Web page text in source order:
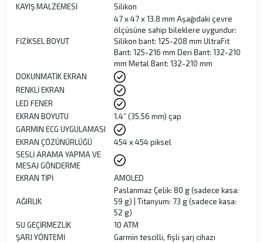
KAYIŞ MALZEMESİ
Silikon
FİZİKSEL BOYUT
47 x 47 x 13.8 mm Aşağıdaki çevre
ölçüsüne sahip bileklere uygundur:
Silikon bant: 125-208 mm UltraFit
Bant: 125-216 mm Deri Bant: 132-210
mm Metal Bant: 132-210 mm
DOKUNMATİK EKRAN
RENKLİ EKRAN
LED FENER
EKRAN BOYUTU
1.4” (35.56 mm) çap
GARMIN ECG UYGULAMASI
EKRAN ÇÖZÜNÜRLÜĞÜ
454 x 454 piksel
SESLİ ARAMA YAPMA VE
MESAJ GÖNDERME
EKRAN TİPİ
AMOLED
AĞIRLIK
Paslanmaz Çelik: 80 g (sadece kasa:
59 g) | Titanyum: 73 g (sadece kasa:
52 g)
SU GEÇİRMEZLİK
10 ATM
ŞARJ YÖNTEMİ
Garmin tescilli, fişli şarj cihazı